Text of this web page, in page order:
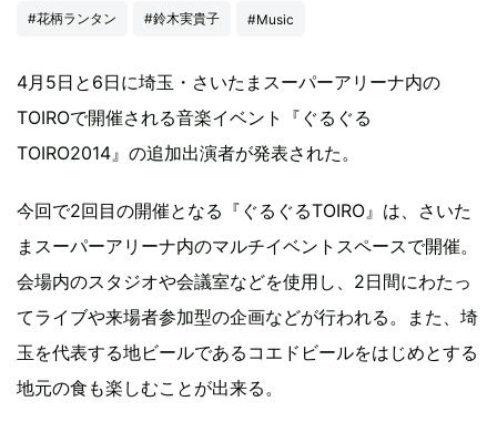
#花柄ランタン #鈴木実貴子 #Music
4月5日と6日に埼玉・さいたまスーパーアリーナ内の
TOIROで開催される音楽イベント『ぐるぐる
TOIRO2014』の追加出演者が発表された。
今回で2回目の開催となる『ぐるぐるTOIRO』は、さいた
まスーパーアリーナ内のマルチイベントスペースで開催。
会場内のスタジオや会議室などを使用し、2日間にわたっ
てライブや来場者参加型の企画などが行われる。また、埼
玉を代表する地ビールであるコエドビールをはじめとする
地元の食も楽しむことが出来る。